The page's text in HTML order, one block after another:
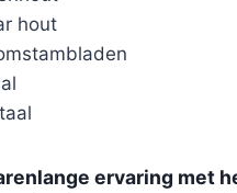
hout
ervaring met